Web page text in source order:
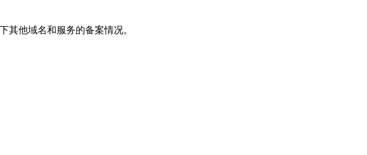
其他域名和服务的备案情况。